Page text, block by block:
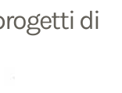
di